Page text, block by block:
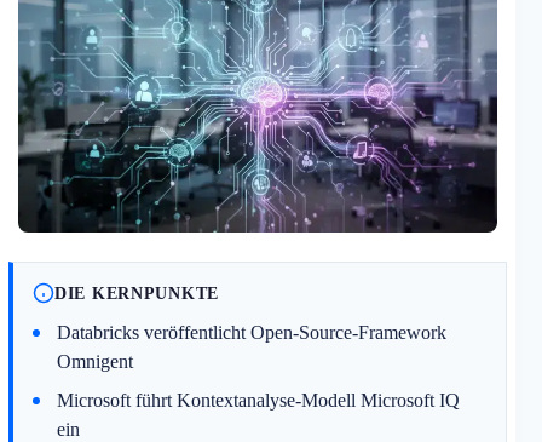
DIE KERNPUNKTE
Databricks veröffentlicht Open-Source-Framework
Omnigent
Microsoft führt Kontextanalyse-Modell Microsoft IQ
ein